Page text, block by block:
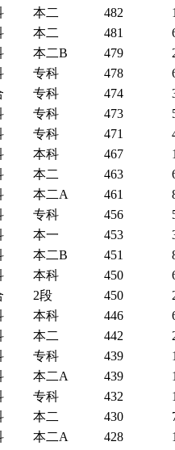
本二 482
本二 481
本二B 479
专科 478
专科 474
专科 473
专科 471
本科 467
本二 463
本二A 461
专科 456
本一 453
本二B 451
本科 450
2段 450
本科 446
本二 442
专科 439
本二A 439
专科 432
本二 430
本二A 428